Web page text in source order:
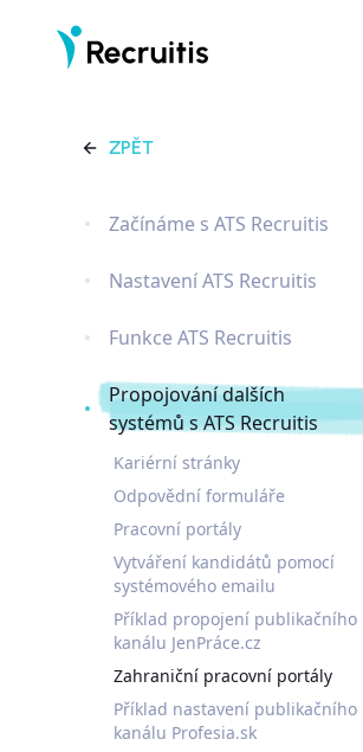
ZPĚT
Začínáme s ATS Recruitis
Nastavení ATS Recruitis
Funkce ATS Recruitis
Propojování dalších
systémů s ATS Recruitis
Kariérní stránky
Odpovědní formuláře
Pracovní portály
Vytváření kandidátů pomocí
systémového emailu
Příklad propojení publikačního
kanálu JenPráce.cz
Zahraniční pracovní portály
Příklad nastavení publikačního
kanálu Profesia.sk